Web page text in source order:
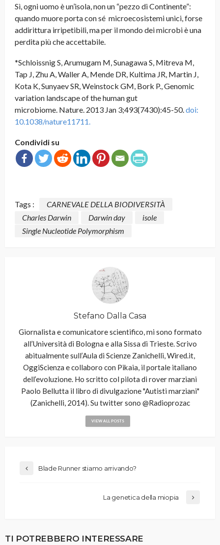
Sì, ogni uomo è un’isola, non un “pezzo di Continente”:
quando muore porta con sé microecosistemi unici, forse
addirittura irripetibili, ma per il mondo dei microbi è una
perdita più che accettabile.
*Schloissnig S, Arumugam M, Sunagawa S, Mitreva M,
Tap J, Zhu A, Waller A, Mende DR, Kultima JR, Martin J,
Kota K, Sunyaev SR, Weinstock GM, Bork P., Genomic
variation landscape of the human gut
microbiome. Nature. 2013 Jan 3;493(7430):45-50.doi:
10.1038/nature11711.
Condividi su
Tags :
CARNEVALE DELLA BIODIVERSITÀ
Charles Darwin
Darwin day
isole
Single Nucleotide Polymorphism
Stefano Dalla Casa
Giornalista e comunicatore scientifico, mi sono formato
all’Università di Bologna e alla Sissa di Trieste. Scrivo
abitualmente sull’Aula di Scienze Zanichelli, Wired.it,
OggiScienza e collaboro con Pikaia, il portale italiano
dell’evoluzione. Ho scritto col pilota di rover marziani
Paolo Bellutta il libro di divulgazione "Autisti marziani"
(Zanichelli, 2014). Su twitter sono @Radioprozac
VIEW ALL POSTS
Blade Runner stiamo arrivando?
La genetica della miopia
TI POTREBBERO INTERESSARE